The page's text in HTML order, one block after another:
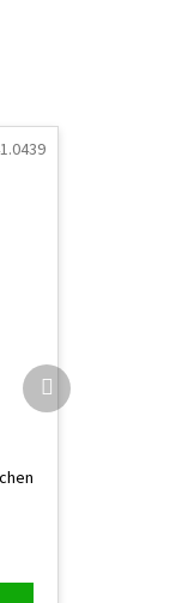
Nächstes
Produkt